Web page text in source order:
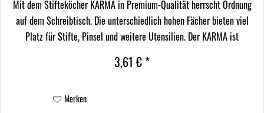
Mit dem Stifteköcher KARMA in Premium-Qualität herrscht Ordnung
auf dem Schreibtisch. Die unterschiedlich hohen Fächer bieten viel
Platz für Stifte, Pinsel und weitere Utensilien. Der KARMA ist
3,61 € *
Merken